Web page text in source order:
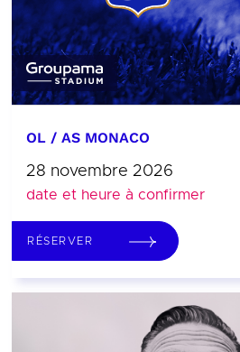
OL / AS MONACO
28 novembre 2026
date et heure à confirmer
RÉSERVER